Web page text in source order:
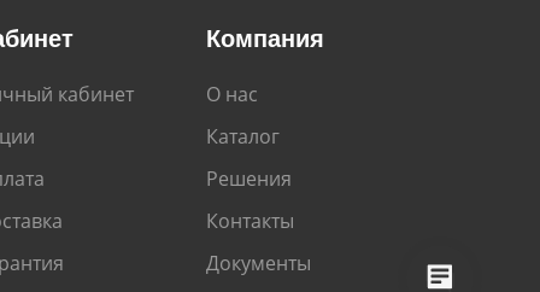
кабинет
Компания
О нас
Каталог
Решения
Контакты
Документы